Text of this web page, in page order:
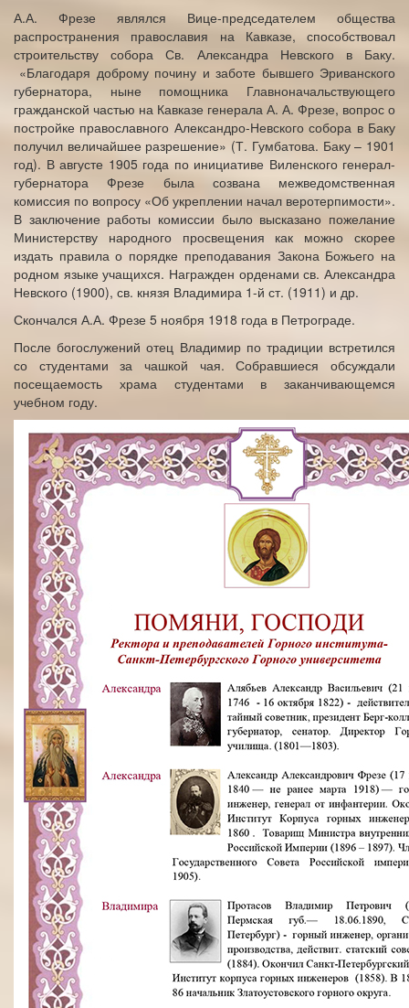
А.А. Фрезе являлся Вице-председателем общества
распространения православия на Кавказе, способствовал
строительству собора Св. Александра Невского в Баку.
«Благодаря доброму почину и заботе бывшего Эриванского
губернатора, ныне помощника Главноначальствующего
гражданской частью на Кавказе генерала А. А. Фрезе, вопрос о
постройке православного Александро-Невского собора в Баку
получил величайшее разрешение» (Т. Гумбатова. Баку – 1901
год). В августе 1905 года по инициативе Виленского генерал-
губернатора Фрезе была созвана межведомственная
комиссия по вопросу «Об укреплении начал веротерпимости».
В заключение работы комиссии было высказано пожелание
Министерству народного просвещения как можно скорее
издать правила о порядке преподавания Закона Божьего на
родном языке учащихся. Награжден орденами св. Александра
Невского (1900), св. князя Владимира 1-й ст. (1911) и др.
Скончался А.А. Фрезе 5 ноября 1918 года в Петрограде.
После богослужений отец Владимир по традиции встретился
со студентами за чашкой чая. Собравшиеся обсуждали
посещаемость храма студентами в заканчивающемся
учебном году.